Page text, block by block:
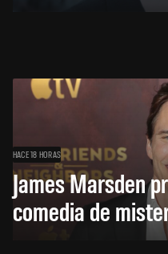
HACE 18 HORAS
James Marsden
comedia de